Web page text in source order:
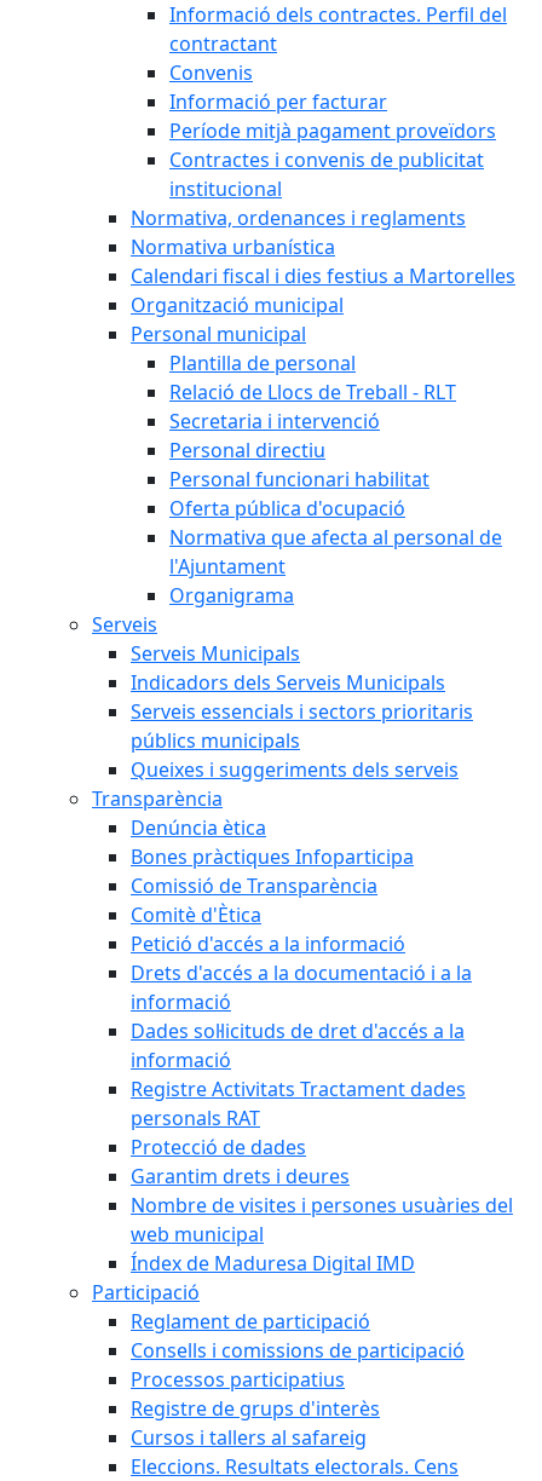
Informació dels contractes. Perfil del
contractant
Convenis
Informació per facturar
Període mitjà pagament proveïdors
Contractes i convenis de publicitat
institucional
Normativa, ordenances i reglaments
Normativa urbanística
Calendari fiscal i dies festius a Martorelles
Organització municipal
Personal municipal
Plantilla de personal
Relació de Llocs de Treball - RLT
Secretaria i intervenció
Personal directiu
Personal funcionari habilitat
Oferta pública d'ocupació
Normativa que afecta al personal de
l'Ajuntament
Organigrama
Serveis
Serveis Municipals
Indicadors dels Serveis Municipals
Serveis essencials i sectors prioritaris
públics municipals
Queixes i suggeriments dels serveis
Transparència
Denúncia ètica
Bones pràctiques Infoparticipa
Comissió de Transparència
Comitè d'Ètica
Petició d'accés a la informació
Drets d'accés a la documentació i a la
informació
Dades sol·licituds de dret d'accés a la
informació
Registre Activitats Tractament dades
personals RAT
Protecció de dades
Garantim drets i deures
Nombre de visites i persones usuàries del
web municipal
Índex de Maduresa Digital IMD
Participació
Reglament de participació
Consells i comissions de participació
Processos participatius
Registre de grups d'interès
Cursos i tallers al safareig
Eleccions. Resultats electorals. Cens